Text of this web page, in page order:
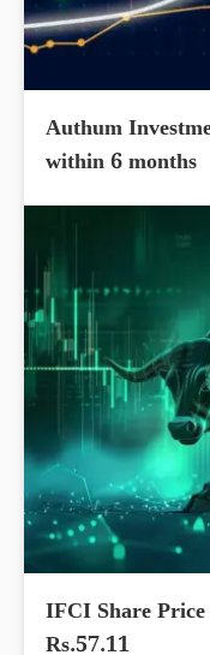
Authum
within 6 months
IFCI Share
Rs.57.11